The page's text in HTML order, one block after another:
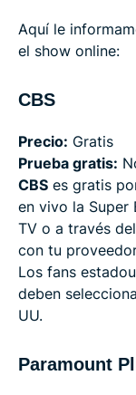
Aquí le
el show online:
CBS
Precio: Gratis
Prueba gratis:
CBS es gratis
en vivo la
TV o a través
con tu
Los fans
deben
UU.
Paramount